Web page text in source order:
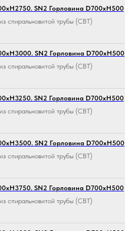
SN2 Горловина D700хH500
спиральновитой трубы (СВТ)
SN2 Горловина D700хH500
спиральновитой трубы (СВТ)
SN2 Горловина D700хH500
спиральновитой трубы (СВТ)
SN2 Горловина D700хH500
спиральновитой трубы (СВТ)
SN2 Горловина D700хH500
спиральновитой трубы (СВТ)